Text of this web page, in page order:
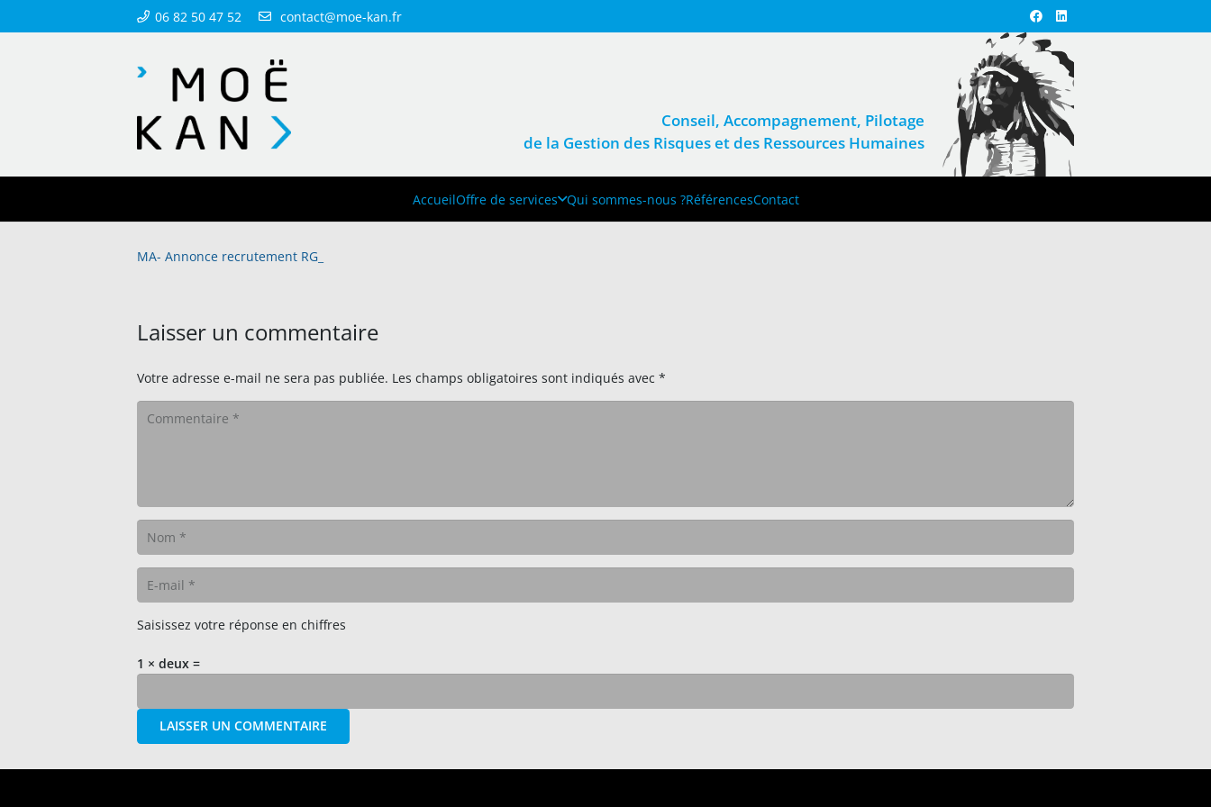
06 82 50 47 52 contact@moe-kan.fr
Conseil, Accompagnement, Pilotage
de la Gestion des Risques et des Ressources Humaines
AccueilOffre de services Qui sommes-nous ?RéférencesContact
MA- Annonce recrutement RG_
Laisser un commentaire
Votre adresse e-mail ne sera pas publiée. Les champs obligatoires sont indiqués avec *
Saisissez votre réponse en chiffres
1 × deux =
LAISSER UN COMMENTAIRE